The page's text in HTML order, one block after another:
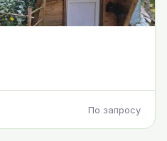
По запросу